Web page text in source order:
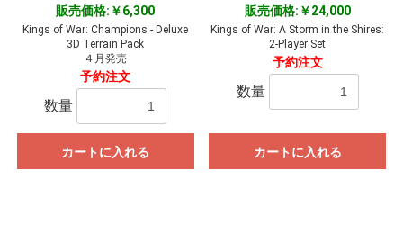
販売価格:￥6,300
Kings of War: Champions - Deluxe
3D Terrain Pack
４月発売
予約注文
数量
カートに入れる
販売価格:￥24,000
Kings of War: A Storm in the Shires:
2-Player Set
予約注文
数量
カートに入れる